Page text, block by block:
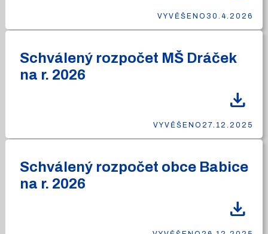
VYVĚŠENO 30.4.2026
Schválený rozpočet MŠ Dráček
na r. 2026
download
VYVĚŠENO 27.12.2025
Schválený rozpočet obce Babice
na r. 2026
download